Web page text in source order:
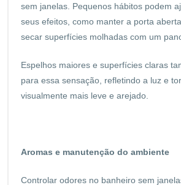
sem janelas. Pequenos hábitos podem
seus efeitos, como manter a porta
secar superfícies molhadas com um
Espelhos maiores e superfícies claras
para essa sensação, refletindo a luz e
visualmente mais leve e arejado.
Aromas e manutenção do ambiente
Controlar odores no banheiro sem